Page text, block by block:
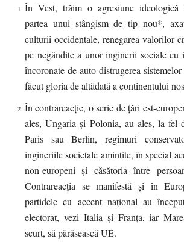
În Vest, trăim o agresiune ideologică
partea unui stângism de tip nou*,
culturii occidentale, renegarea valorilor
pe negândite a unor inginerii sociale cu
încoronate de auto-distrugerea
făcut gloria de altădată a continentului
În contrareacție, o serie de țări est-
ales, Ungaria și Polonia, au ales, la fel
Paris sau Berlin, regimuri
ingineriile societale amintite, în special
non-europeni și căsătoria între
Contrareacția se manifestă și în
partidele cu accent național au
electorat, vezi Italia și Franța, iar
scurt, să părăsească UE.